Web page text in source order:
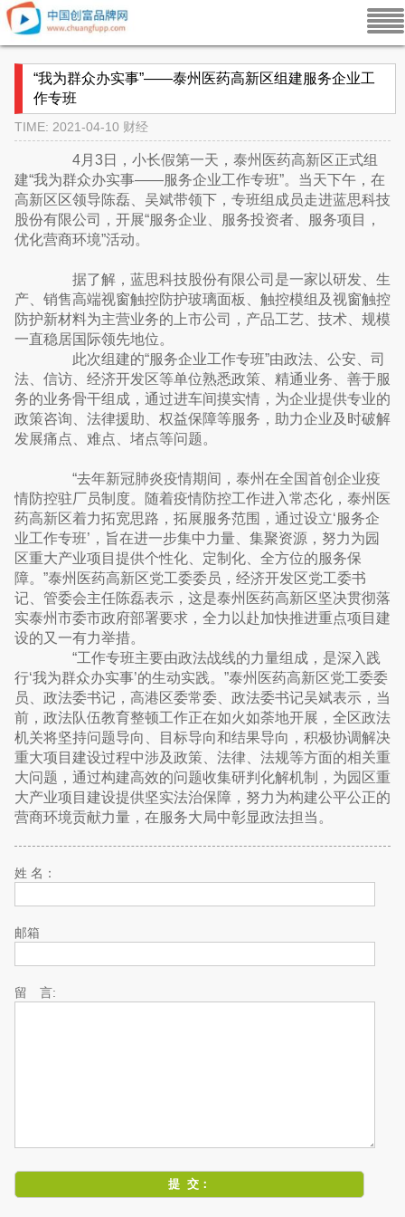
“我为群众办实事”——泰州医药高新区组建服务企业工
作专班
TIME: 2021-04-10 财经
4月3日，小长假第一天，泰州医药高新区正式组
建“我为群众办实事——服务企业工作专班”。当天下午，在
高新区区领导陈磊、吴斌带领下，专班组成员走进蓝思科技
股份有限公司，开展“服务企业、服务投资者、服务项目，
优化营商环境”活动。
据了解，蓝思科技股份有限公司是一家以研发、生
产、销售高端视窗触控防护玻璃面板、触控模组及视窗触控
防护新材料为主营业务的上市公司，产品工艺、技术、规模
一直稳居国际领先地位。
此次组建的“服务企业工作专班”由政法、公安、司
法、信访、经济开发区等单位熟悉政策、精通业务、善于服
务的业务骨干组成，通过进车间摸实情，为企业提供专业的
政策咨询、法律援助、权益保障等服务，助力企业及时破解
发展痛点、难点、堵点等问题。
“去年新冠肺炎疫情期间，泰州在全国首创企业疫
情防控驻厂员制度。随着疫情防控工作进入常态化，泰州医
药高新区着力拓宽思路，拓展服务范围，通过设立‘服务企
业工作专班’，旨在进一步集中力量、集聚资源，努力为园
区重大产业项目提供个性化、定制化、全方位的服务保
障。”泰州医药高新区党工委委员，经济开发区党工委书
记、管委会主任陈磊表示，这是泰州医药高新区坚决贯彻落
实泰州市委市政府部署要求，全力以赴加快推进重点项目建
设的又一有力举措。
“工作专班主要由政法战线的力量组成，是深入践
行‘我为群众办实事’的生动实践。”泰州医药高新区党工委委
员、政法委书记，高港区委常委、政法委书记吴斌表示，当
前，政法队伍教育整顿工作正在如火如荼地开展，全区政法
机关将坚持问题导向、目标导向和结果导向，积极协调解决
重大项目建设过程中涉及政策、法律、法规等方面的相关重
大问题，通过构建高效的问题收集研判化解机制，为园区重
大产业项目建设提供坚实法治保障，努力为构建公平公正的
营商环境贡献力量，在服务大局中彰显政法担当。
姓 名：
邮箱
留 言: